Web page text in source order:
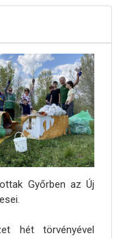
Győrben az Új
hét törvényével